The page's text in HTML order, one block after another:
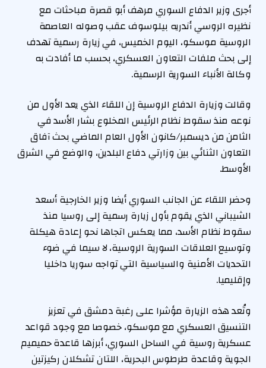
أجرى وزير الدفاع السوري مرهف أبو قصرة مباحثات مع
نظيره الروسي أندريه بيلوسوف عقب وصوله العاصمة
الروسية موسكو، اليوم الخميس، في زيارة رسمية تهدف
إلى بحث ملفات التعاون العسكري، بحسب ما أفادت به
وكالة الأنباء السورية الرسمية.
وقالت وزيارة الدفاع الروسية إن اللقاء الذي يعد الأول من
نوعه منذ سقوط نظام الرئيس المخلوع بشار الأسد في
الثامن من ديسمبر/كانون الأول العام الماضي بحث آفاق
التعاون الثنائي بين وزارتي دفاع البلدين، والوضع في الشرق
الأوسط.
وحضر اللقاء عن الجانب السوري أيضا وزير الخارجية أسعد
الشيباني الذي يقوم بأول زيارة رسمية إلى روسيا منذ
سقوط نظام الأسد، مما يعكس اتجاها نحو إعادة هيكلة
وتوسيع العلاقات السورية الروسية، لا سيما في ضوء
التحديات الأمنية والسياسية التي تواجه سوريا داخليا
وإقليميا.
وتُعد هذه الزيارة مؤشرا على رغبة دمشق في تعزيز
التنسيق العسكري مع موسكو، خصوصا مع وجود قواعد
عسكرية روسية في الساحل السوري، أبرزها قاعدة حميميم
الجوية وقاعدة طرطوس البحرية، اللتان تشكلان ركيزتين